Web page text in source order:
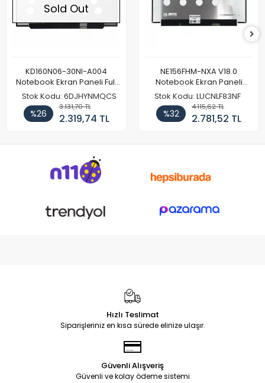
Sold Out
KD160N06-30NI-A004
Notebook Ekran Paneli Full
HD
Stok Kodu: 6DJHYNMQCS
%26
3.131,70 TL
2.319,74 TL
NE156FHM-NXA V18.0
Notebook Ekran Paneli
144Hz
Stok Kodu: LUCNLF83NF
%32
4.115,62 TL
2.781,52 TL
Hızlı Teslimat
Siparişleriniz en kısa sürede elinize ulaşır.
Güvenli Alışveriş
Güvenli ve kolay ödeme sistemi